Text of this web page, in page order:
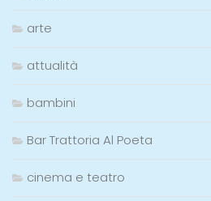
arte
attualità
bambini
Bar Trattoria Al Poeta
cinema e teatro